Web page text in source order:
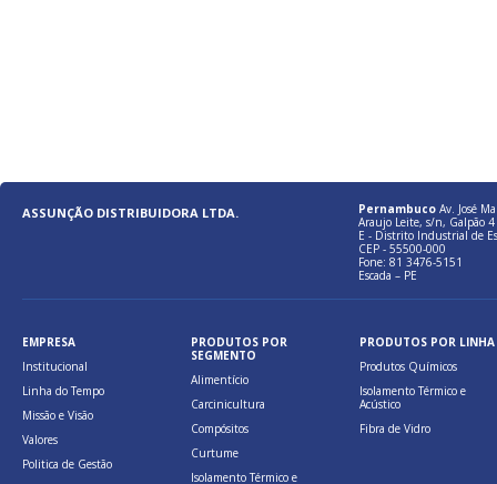
ASSUNÇÃO DISTRIBUIDORA LTDA. Pernambuco Av. José
Araujo Leite, s/n, Galpão 4
E - Distrito Industrial de
CEP - 55500-000
Fone: 81 3476-5151
Escada – PE
EMPRESA
Institucional
Linha do Tempo
Missão e Visão
Valores
Politica de Gestão
PRODUTOS POR
SEGMENTO
Alimentício
Carcinicultura
Compósitos
Curtume
Isolamento Térmico e
PRODUTOS POR LINHA
Produtos Químicos
Isolamento Térmico e
Acústico
Fibra de Vidro